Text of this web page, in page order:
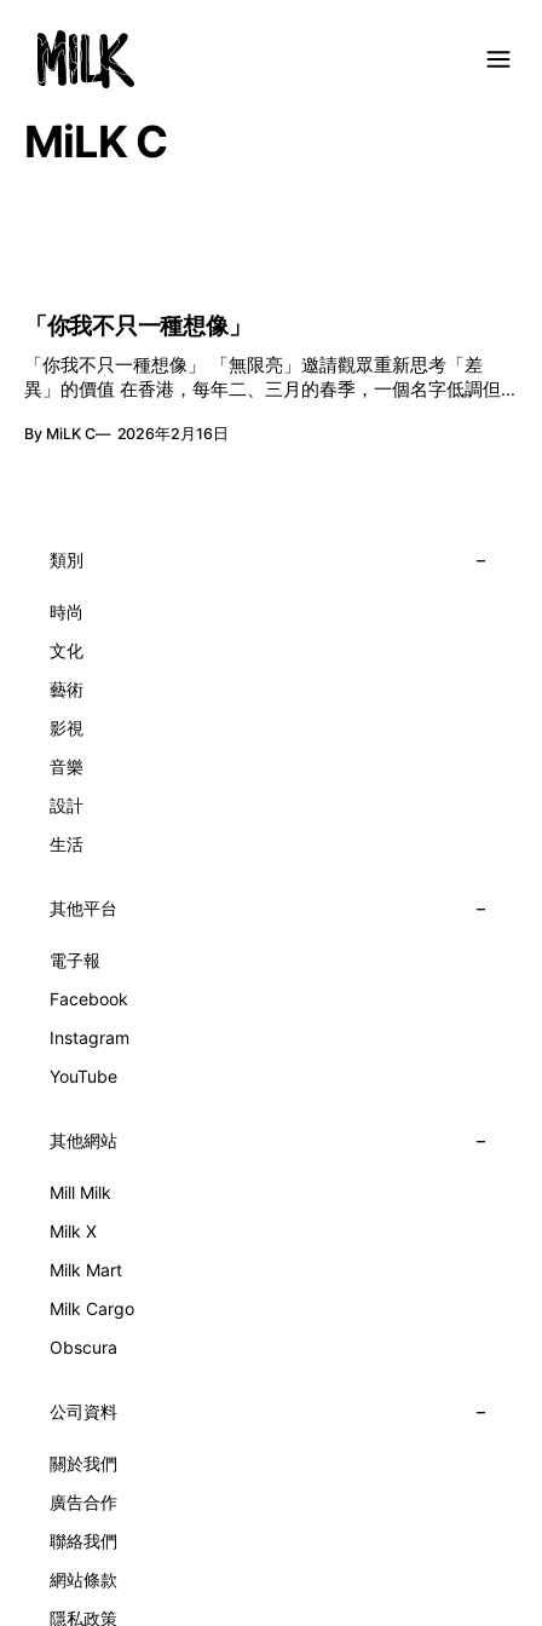
MiLK C
「你我不只一種想像」
「你我不只一種想像」 「無限亮」邀請觀眾重新思考「差
異」的價值 在香港，每年二、三月的春季，一個名字低調但
節與香港賽馬會慈善信託基金聯合呈獻，以共融藝術為核心，
能量，全面開展一場無界限嘅藝術旅程。 第八屆「無限亮」
的價值。不同能力人士是社會多樣性的一部分。每人皆擁有
發，偏見與界線，也自然被藝術溶化。 「無限亮」2026精彩
節目包括: 2月27日至3月1日：帕拉管弦樂團《無邊狂想曲》/
By MiLK C 2026年2月16日
類別
時尚
文化
藝術
影視
音樂
設計
生活
其他平台
電子報
Facebook
Instagram
YouTube
其他網站
Mill Milk
Milk X
Milk Mart
Milk Cargo
Obscura
公司資料
關於我們
廣告合作
聯絡我們
網站條款
隱私政策